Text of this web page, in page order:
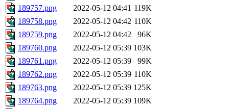
189757.png
2022-05-12 04:41 119K
189758.png
2022-05-12 04:42 110K
189759.png
2022-05-12 04:42
96K
189760.png
2022-05-12 05:39 103K
189761.png
2022-05-12 05:39
99K
189762.png
2022-05-12 05:39 110K
189763.png
2022-05-12 05:39 125K
189764.png
2022-05-12 05:39 109K